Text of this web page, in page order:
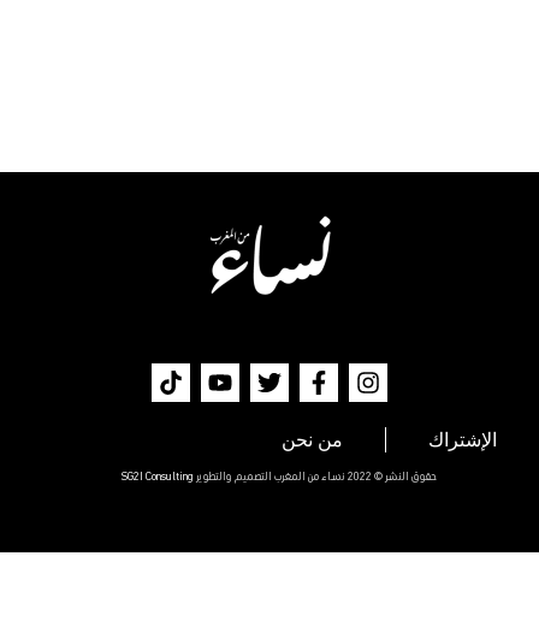
الإشتراك من نحن
حقوق النشر © 2022 نساء من المغرب التصميم والتطوير SG2I Consulting